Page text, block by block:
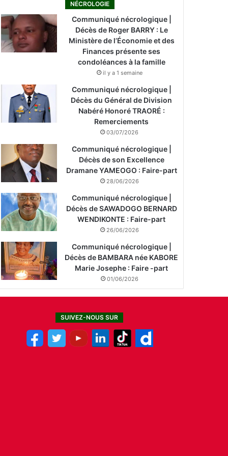
NÉCROLOGIE
Communiqué nécrologique |
Décès de Roger BARRY : Le
Ministère de l’Économie et des
Finances présente ses
condoléances à la famille
il y a 1 semaine
Communiqué nécrologique |
Décès du Général de Division
Nabéré Honoré TRAORÉ :
Remerciements
03/07/2026
Communiqué nécrologique |
Décès de son Excellence
Dramane YAMEOGO : Faire-part
28/06/2026
Communiqué nécrologique |
Décès de SAWADOGO BERNARD
WENDIKONTE : Faire-part
26/06/2026
Communiqué nécrologique |
Décès de BAMBARA née KABORE
Marie Josephe : Faire -part
01/06/2026
SUIVEZ-NOUS SUR